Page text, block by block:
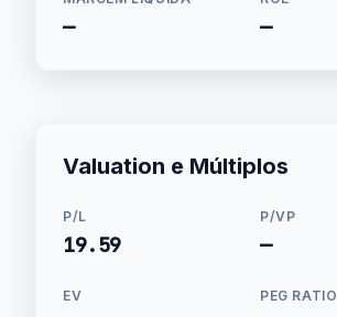
— —
Valuation e Múltiplos
P/L
19.59
P/VP
—
EV PEG RATIO